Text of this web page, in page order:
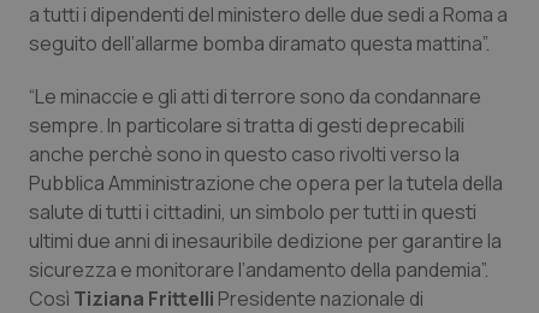
Studi e Analisi
Lettere al direttore
Edizioni Regionali
QS Pro
Professionisti Sanitari.AI
a tutti i dipendenti del ministero delle due sedi a Roma a
seguito dell’allarme bomba diramato questa mattina”.
“Le minaccie e gli atti di terrore sono da condannare
sempre. In particolare si tratta di gesti deprecabili
anche perchè sono in questo caso rivolti verso la
Pubblica Amministrazione che opera per la tutela della
salute di tutti i cittadini, un simbolo per tutti in questi
ultimi due anni di inesauribile dedizione per garantire la
sicurezza e monitorare l’andamento della pandemia”.
Così Tiziana Frittelli Presidente nazionale di